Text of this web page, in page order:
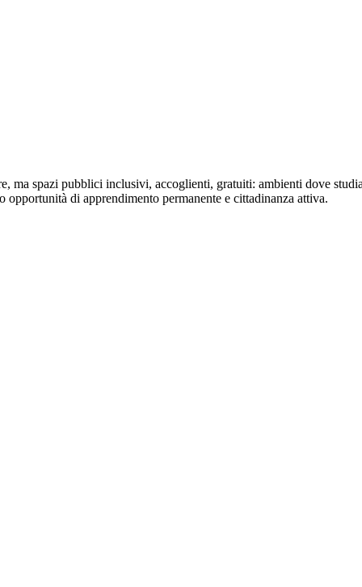
ma spazi pubblici inclusivi, accoglienti, gratuiti: ambienti dove
opportunità di apprendimento permanente e cittadinanza attiva.